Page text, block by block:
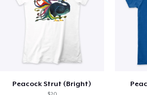
Peacock Strut (Bright)